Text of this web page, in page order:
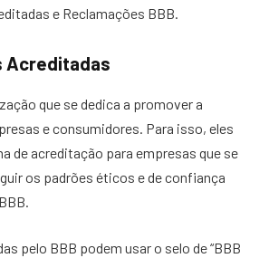
e Reclamações BBB.
Acreditadas
que se dedica a promover a
e consumidores. Para isso, eles
de acreditação para empresas que se
os padrões éticos e de confiança
pelo BBB podem usar o selo de “BBB